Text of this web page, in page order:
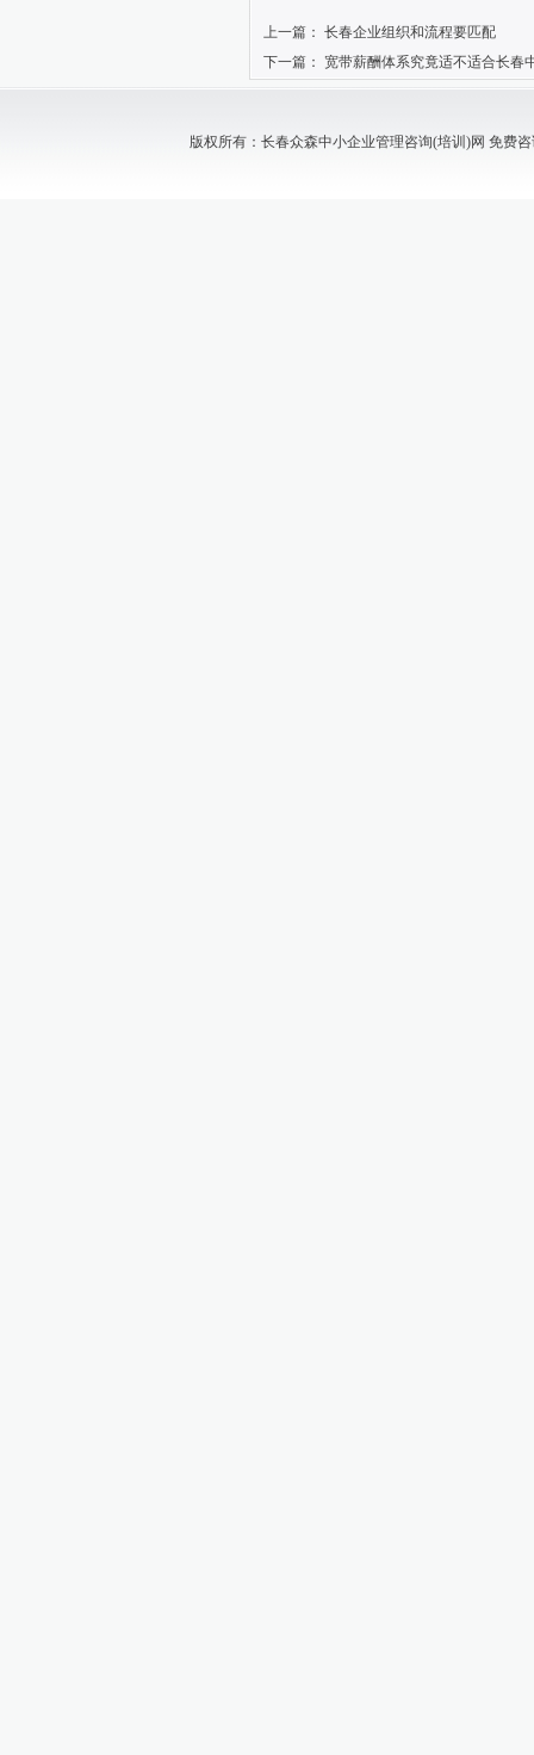
上一篇： 长春企业组织和流程要匹配
下一篇： 宽带薪酬体系究竟适不适合长春
版权所有：长春众森中小企业管理咨询(培训)网 免费咨